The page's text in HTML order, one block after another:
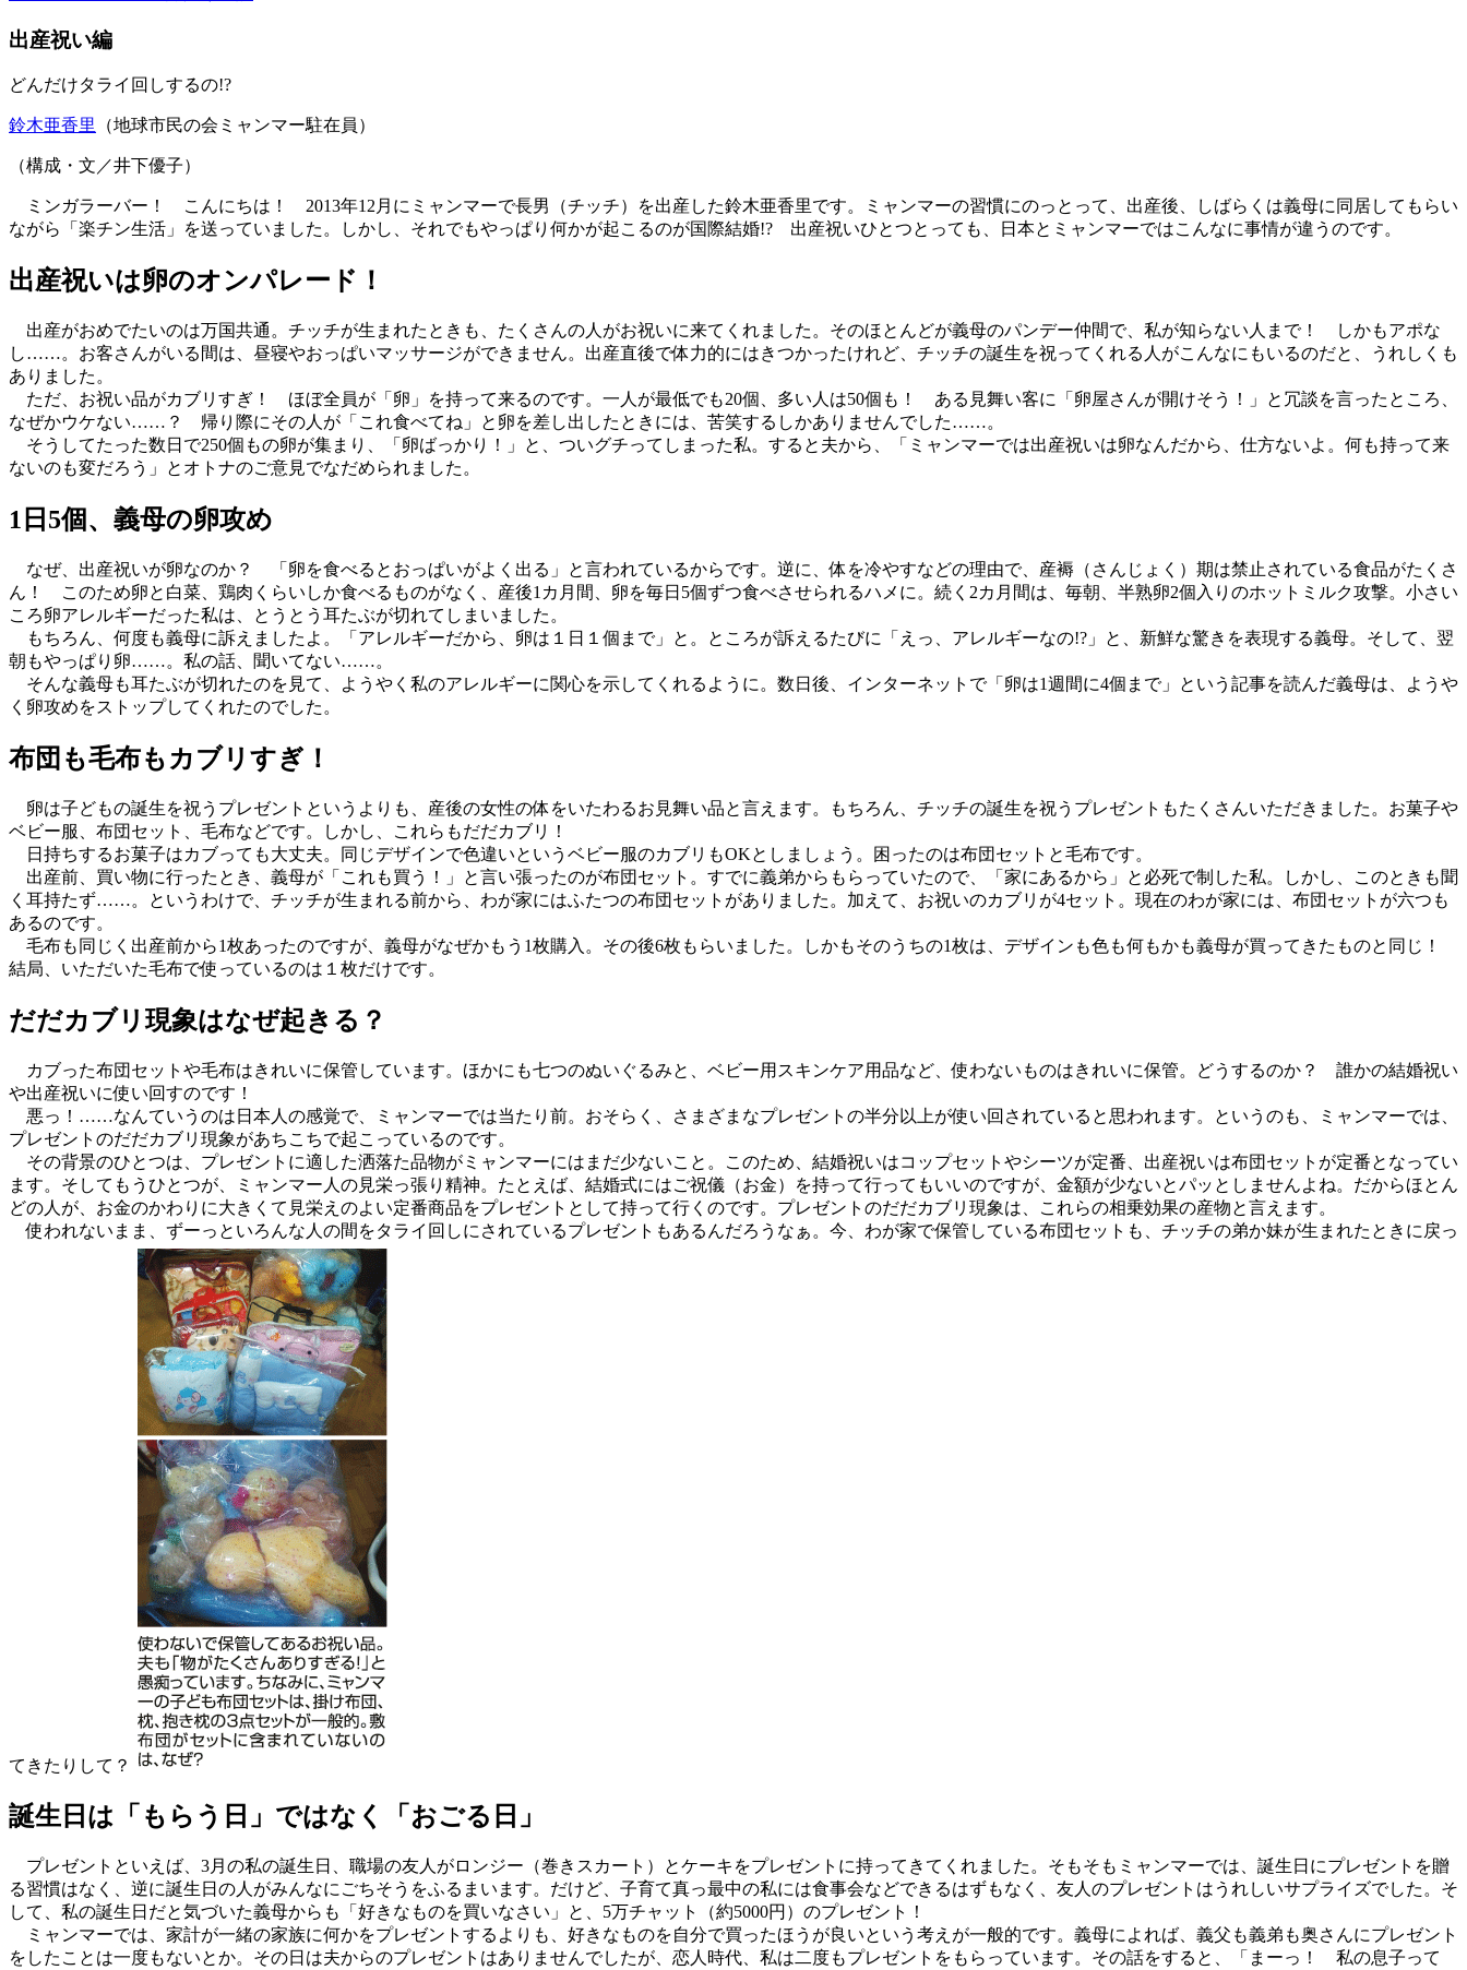
出産祝い編
どんだけタライ回しするの!?
鈴木亜香里 （地球市民の会ミャンマー駐在員）
（構成・文／井下優子）
ミンガラーバー！ こんにちは！ 2013年12月にミャンマーで長男（チッチ）を出産した鈴木亜香里です。ミャンマーの習慣にのっとって、出産後、しばらくは義母に同居してもらい
ながら「楽チン生活」を送っていました。しかし、それでもやっぱり何かが起こるのが国際結婚!? 出産祝いひとつとっても、日本とミャンマーではこんなに事情が違うのです。
出産祝いは卵のオンパレード！
出産がおめでたいのは万国共通。チッチが生まれたときも、たくさんの人がお祝いに来てくれました。そのほとんどが義母のパンデー仲間で、私が知らない人まで！ しかもアポな
し……。お客さんがいる間は、昼寝やおっぱいマッサージができません。出産直後で体力的にはきつかったけれど、チッチの誕生を祝ってくれる人がこんなにもいるのだと、うれしくも
ありました。
ただ、お祝い品がカブリすぎ！ ほぼ全員が「卵」を持って来るのです。一人が最低でも20個、多い人は50個も！ ある見舞い客に「卵屋さんが開けそう！」と冗談を言ったところ、
なぜかウケない……？ 帰り際にその人が「これ食べてね」と卵を差し出したときには、苦笑するしかありませんでした……。
そうしてたった数日で250個もの卵が集まり、「卵ばっかり！」と、ついグチってしまった私。すると夫から、「ミャンマーでは出産祝いは卵なんだから、仕方ないよ。何も持って来
ないのも変だろう」とオトナのご意見でなだめられました。
1日5個、義母の卵攻め
なぜ、出産祝いが卵なのか？ 「卵を食べるとおっぱいがよく出る」と言われているからです。逆に、体を冷やすなどの理由で、産褥（さんじょく）期は禁止されている食品がたくさ
ん！ このため卵と白菜、鶏肉くらいしか食べるものがなく、産後1カ月間、卵を毎日5個ずつ食べさせられるハメに。続く2カ月間は、毎朝、半熟卵2個入りのホットミルク攻撃。小さい
ころ卵アレルギーだった私は、とうとう耳たぶが切れてしまいました。
もちろん、何度も義母に訴えましたよ。「アレルギーだから、卵は１日１個まで」と。ところが訴えるたびに「えっ、アレルギーなの!?」と、新鮮な驚きを表現する義母。そして、翌
朝もやっぱり卵……。私の話、聞いてない……。
そんな義母も耳たぶが切れたのを見て、ようやく私のアレルギーに関心を示してくれるように。数日後、インターネットで「卵は1週間に4個まで」という記事を読んだ義母は、ようや
く卵攻めをストップしてくれたのでした。
布団も毛布もカブリすぎ！
卵は子どもの誕生を祝うプレゼントというよりも、産後の女性の体をいたわるお見舞い品と言えます。もちろん、チッチの誕生を祝うプレゼントもたくさんいただきました。お菓子や
ベビー服、布団セット、毛布などです。しかし、これらもだだカブリ！
日持ちするお菓子はカブっても大丈夫。同じデザインで色違いというベビー服のカブリもOKとしましょう。困ったのは布団セットと毛布です。
出産前、買い物に行ったとき、義母が「これも買う！」と言い張ったのが布団セット。すでに義弟からもらっていたので、「家にあるから」と必死で制した私。しかし、このときも聞
く耳持たず……。というわけで、チッチが生まれる前から、わが家にはふたつの布団セットがありました。加えて、お祝いのカブリが4セット。現在のわが家には、布団セットが六つも
あるのです。
毛布も同じく出産前から1枚あったのですが、義母がなぜかもう1枚購入。その後6枚もらいました。しかもそのうちの1枚は、デザインも色も何もかも義母が買ってきたものと同じ！
結局、いただいた毛布で使っているのは１枚だけです。
だだカブリ現象はなぜ起きる？
カブった布団セットや毛布はきれいに保管しています。ほかにも七つのぬいぐるみと、ベビー用スキンケア用品など、使わないものはきれいに保管。どうするのか？ 誰かの結婚祝い
や出産祝いに使い回すのです！
悪っ！……なんていうのは日本人の感覚で、ミャンマーでは当たり前。おそらく、さまざまなプレゼントの半分以上が使い回されていると思われます。というのも、ミャンマーでは、
プレゼントのだだカブリ現象があちこちで起こっているのです。
その背景のひとつは、プレゼントに適した洒落た品物がミャンマーにはまだ少ないこと。このため、結婚祝いはコップセットやシーツが定番、出産祝いは布団セットが定番となってい
ます。そしてもうひとつが、ミャンマー人の見栄っ張り精神。たとえば、結婚式にはご祝儀（お金）を持って行ってもいいのですが、金額が少ないとパッとしませんよね。だからほとん
どの人が、お金のかわりに大きくて見栄えのよい定番商品をプレゼントとして持って行くのです。プレゼントのだだカブリ現象は、これらの相乗効果の産物と言えます。
使われないまま、ずーっといろんな人の間をタライ回しにされているプレゼントもあるんだろうなぁ。今、わが家で保管している布団セットも、チッチの弟か妹が生まれたときに戻っ
てきたりして？
誕生日は「もらう日」ではなく「おごる日」
プレゼントといえば、3月の私の誕生日、職場の友人がロンジー（巻きスカート）とケーキをプレゼントに持ってきてくれました。そもそもミャンマーでは、誕生日にプレゼントを贈
る習慣はなく、逆に誕生日の人がみんなにごちそうをふるまいます。だけど、子育て真っ最中の私には食事会などできるはずもなく、友人のプレゼントはうれしいサプライズでした。そ
して、私の誕生日だと気づいた義母からも「好きなものを買いなさい」と、5万チャット（約5000円）のプレゼント！
ミャンマーでは、家計が一緒の家族に何かをプレゼントするよりも、好きなものを自分で買ったほうが良いという考えが一般的です。義母によれば、義父も義弟も奥さんにプレゼント
をしたことは一度もないとか。その日は夫からのプレゼントはありませんでしたが、恋人時代、私は二度もプレゼントをもらっています。その話をすると、「まーっ！ 私の息子って